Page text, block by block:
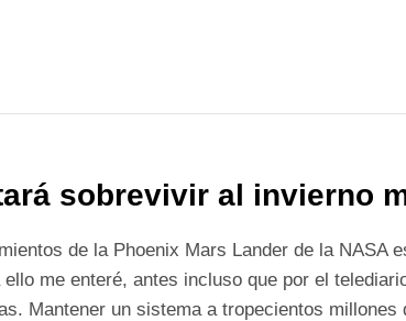
sobrevivir al invierno
de la Phoenix Mars Lander de la NASA
me enteré, antes incluso que por el
Mantener un sistema a tropecientos